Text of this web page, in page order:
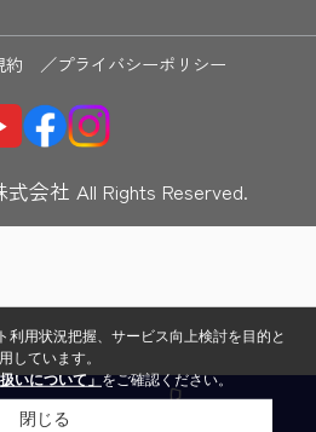
約 ／プライバシーポリシー
会社 All Rights Reserved.
利用状況把握、サービス向上検討を目的と
しています。
いについて」をご確認ください。
閉じる